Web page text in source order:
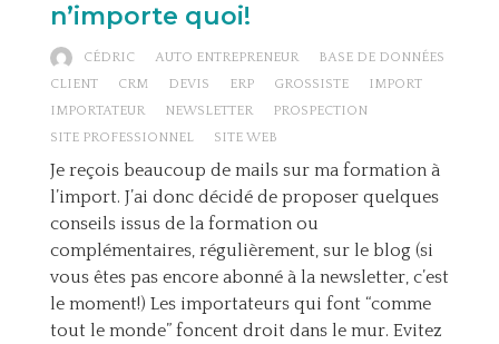
n’importe quoi!
CÉDRIC AUTO ENTREPRENEUR
BASE DE DONNÉES
CLIENT
CRM DEVIS ERP GROSSISTE
IMPORT
IMPORTATEUR
NEWSLETTER
PROSPECTION
SITE PROFESSIONNEL
SITE WEB
Je reçois beaucoup de mails sur ma formation à
l’import. J’ai donc décidé de proposer quelques
conseils issus de la formation ou
complémentaires, régulièrement, sur le blog (si
vous êtes pas encore abonné à la newsletter, c’est
le moment!) Les importateurs qui font “comme
tout le monde” foncent droit dans le mur. Evitez